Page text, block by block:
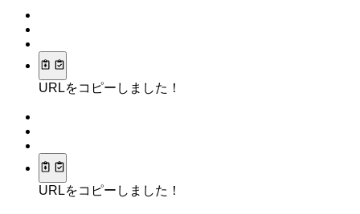
URLをコピーしました！
URLをコピーしました！